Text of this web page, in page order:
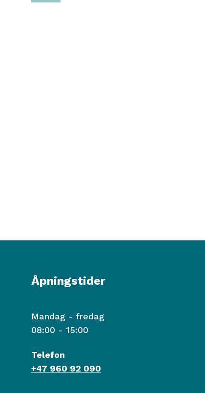
Åpningstider
Mandag - fredag
08:00 - 15:00
Telefon
+47 960 92 090